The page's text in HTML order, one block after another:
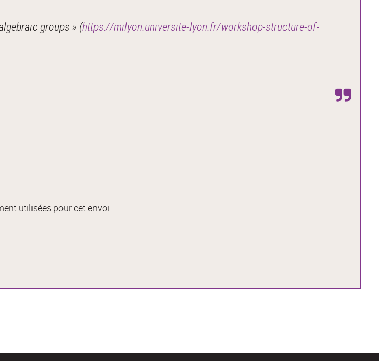
groups » (https://milyon.universite-lyon.fr/workshop-structure-of-
utilisées pour cet envoi.